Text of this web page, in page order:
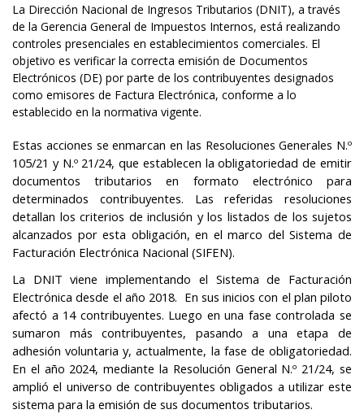
La Dirección Nacional de Ingresos Tributarios (DNIT), a través
de la Gerencia General de Impuestos Internos, está realizando
controles presenciales en establecimientos comerciales. El
objetivo es verificar la correcta emisión de Documentos
Electrónicos (DE) por parte de los contribuyentes designados
como emisores de Factura Electrónica, conforme a lo
establecido en la normativa vigente.
Estas acciones se enmarcan en las Resoluciones Generales N.º
105/21 y N.º 21/24, que establecen la obligatoriedad de emitir
documentos tributarios en formato electrónico para
determinados contribuyentes. Las referidas resoluciones
detallan los criterios de inclusión y los listados de los sujetos
alcanzados por esta obligación, en el marco del Sistema de
Facturación Electrónica Nacional (SIFEN).
La DNIT viene implementando el Sistema de Facturación
Electrónica desde el año 2018. En sus inicios con el plan piloto
afectó a 14 contribuyentes. Luego en una fase controlada se
sumaron más contribuyentes, pasando a una etapa de
adhesión voluntaria y, actualmente, la fase de obligatoriedad.
En el año 2024, mediante la Resolución General N.º 21/24, se
amplió el universo de contribuyentes obligados a utilizar este
sistema para la emisión de sus documentos tributarios.